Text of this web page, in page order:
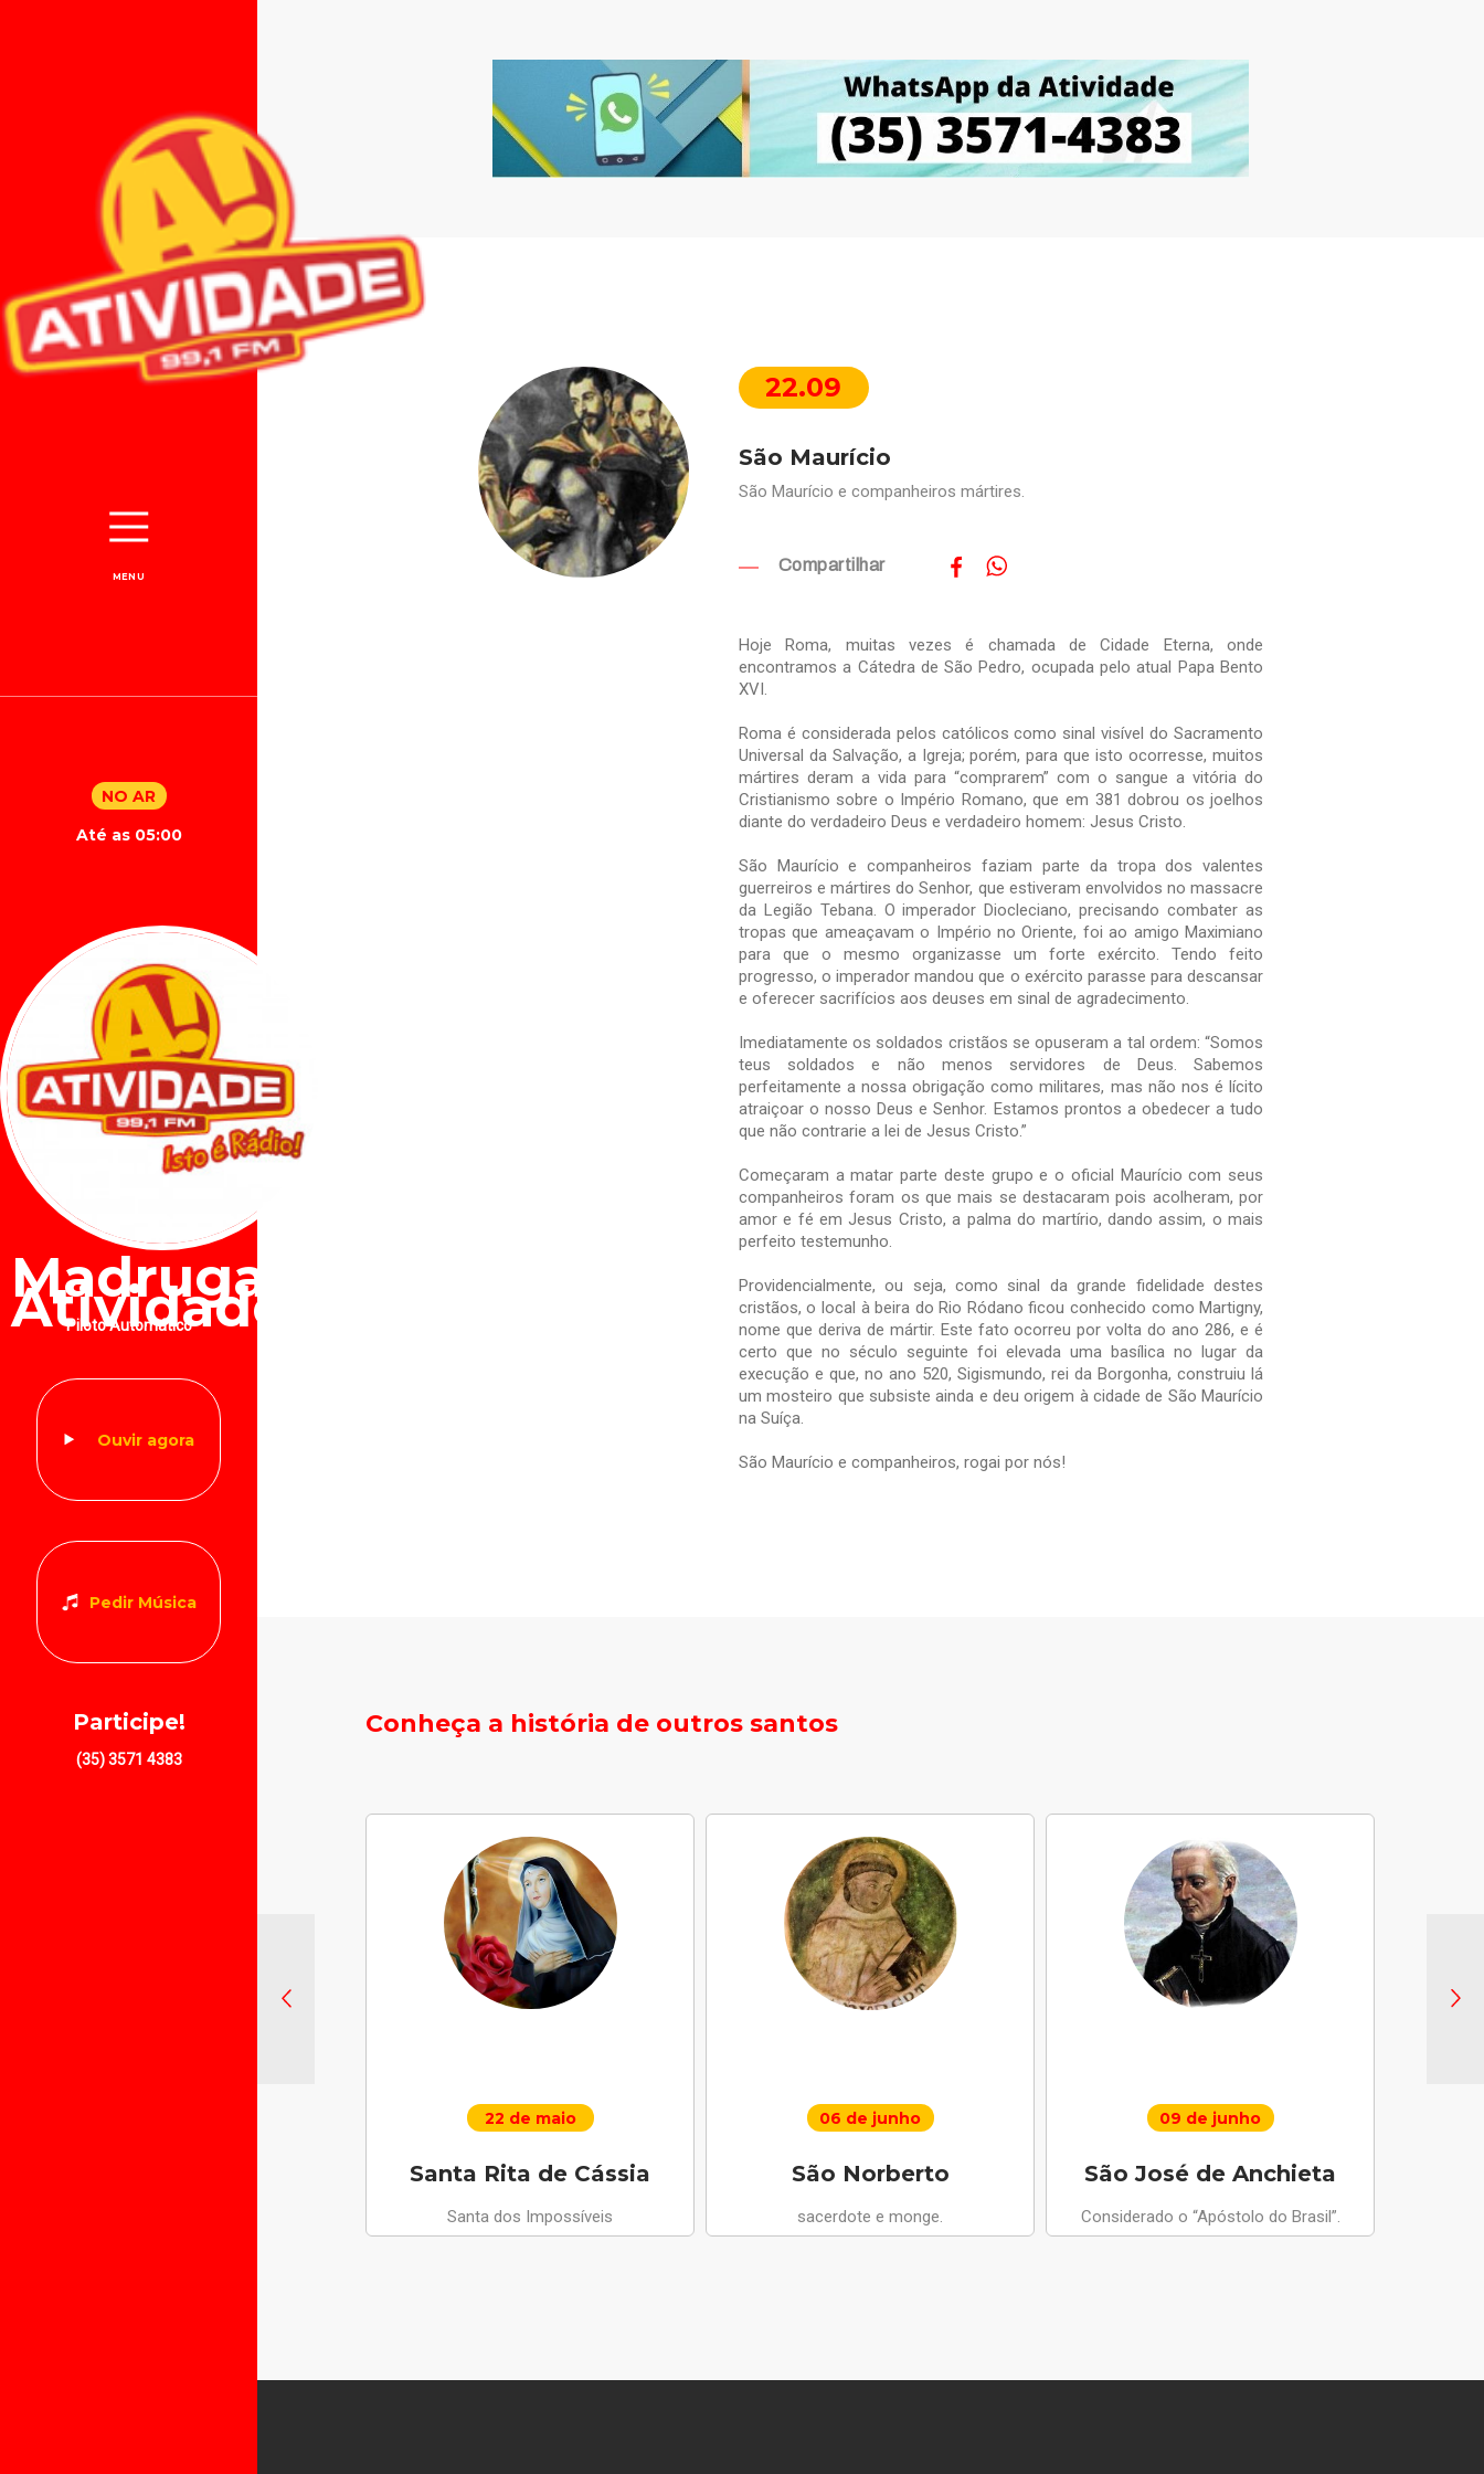
MENU
NO AR
Até as 05:00
Madrugada
Atividade
Piloto Automático
Ouvir agora
Pedir Música
Participe!
(35) 3571 4383
22.09
São Maurício
São Maurício e companheiros mártires.
Compartilhar
Hoje Roma, muitas vezes é chamada de Cidade Eterna, onde
encontramos a Cátedra de São Pedro, ocupada pelo atual Papa Bento
XVI.
Roma é considerada pelos católicos como sinal visível do Sacramento
Universal da Salvação, a Igreja; porém, para que isto ocorresse, muitos
mártires deram a vida para “comprarem” com o sangue a vitória do
Cristianismo sobre o Império Romano, que em 381 dobrou os joelhos
diante do verdadeiro Deus e verdadeiro homem: Jesus Cristo.
São Maurício e companheiros faziam parte da tropa dos valentes
guerreiros e mártires do Senhor, que estiveram envolvidos no massacre
da Legião Tebana. O imperador Diocleciano, precisando combater as
tropas que ameaçavam o Império no Oriente, foi ao amigo Maximiano
para que o mesmo organizasse um forte exército. Tendo feito
progresso, o imperador mandou que o exército parasse para descansar
e oferecer sacrifícios aos deuses em sinal de agradecimento.
Imediatamente os soldados cristãos se opuseram a tal ordem: “Somos
teus soldados e não menos servidores de Deus. Sabemos
perfeitamente a nossa obrigação como militares, mas não nos é lícito
atraiçoar o nosso Deus e Senhor. Estamos prontos a obedecer a tudo
que não contrarie a lei de Jesus Cristo.”
Começaram a matar parte deste grupo e o oficial Maurício com seus
companheiros foram os que mais se destacaram pois acolheram, por
amor e fé em Jesus Cristo, a palma do martírio, dando assim, o mais
perfeito testemunho.
Providencialmente, ou seja, como sinal da grande fidelidade destes
cristãos, o local à beira do Rio Ródano ficou conhecido como Martigny,
nome que deriva de mártir. Este fato ocorreu por volta do ano 286, e é
certo que no século seguinte foi elevada uma basílica no lugar da
execução e que, no ano 520, Sigismundo, rei da Borgonha, construiu lá
um mosteiro que subsiste ainda e deu origem à cidade de São Maurício
na Suíça.
São Maurício e companheiros, rogai por nós!
Conheça a história de outros santos
22 de maio
Santa Rita de Cássia
Santa dos Impossíveis
06 de junho
São Norberto
sacerdote e monge.
09 de junho
São José de Anchieta
Considerado o “Apóstolo do Brasil”.